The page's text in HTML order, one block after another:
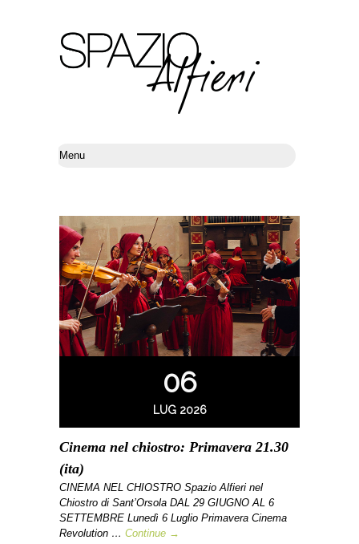
06
LUG 2026
Cinema nel chiostro: Primavera 21.30
(ita)
CINEMA NEL CHIOSTRO Spazio Alfieri nel
Chiostro di Sant’Orsola DAL 29 GIUGNO AL 6
SETTEMBRE Lunedì 6 Luglio Primavera Cinema
Revolution … Continue →